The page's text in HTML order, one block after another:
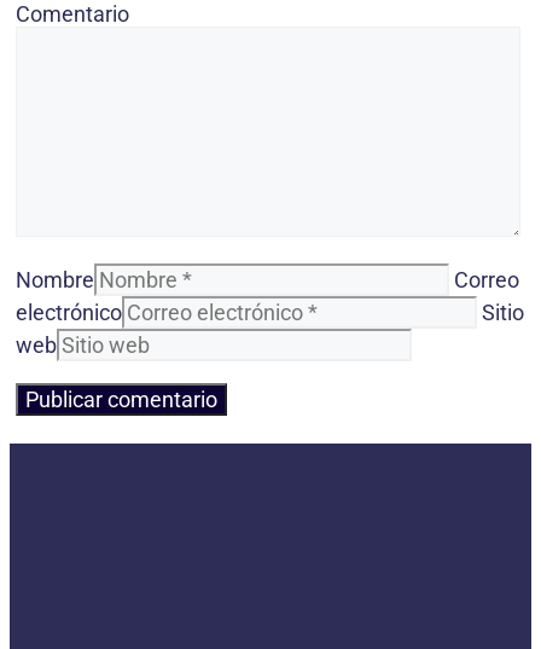
Comentario
Nombre
Correo
electrónico
Sitio
web